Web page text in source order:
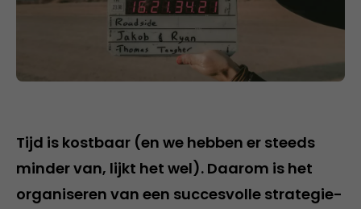
Tijd is kostbaar (en we hebben er steeds
minder van, lijkt het wel). Daarom is het
organiseren van een succesvolle strategie-